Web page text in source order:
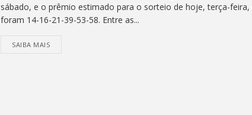
sábado, e o prêmio estimado para o sorteio de hoje, terça-
foram 14-16-21-39-53-58. Entre as...
SAIBA MAIS